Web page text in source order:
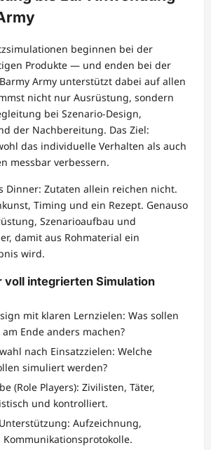
beginnen bei der
Produkte — und enden bei der
Army unterstützt dabei auf allen
nicht nur Ausrüstung, sondern
bei Szenario-Design,
der Nachbereitung. Das Ziel:
das individuelle Verhalten als auch
messbar verbessern.
Dinner: Zutaten allein reichen nicht.
Timing und ein Rezept. Genauso
Szenarioaufbau und
damit aus Rohmaterial ein
wird.
voll integrierten Simulation
mit klaren Lernzielen: Was sollen
Ende anders machen?
nach Einsatzzielen: Welche
simuliert werden?
(Role Players): Zivilisten, Täter,
und kontrolliert.
Aufzeichnung,